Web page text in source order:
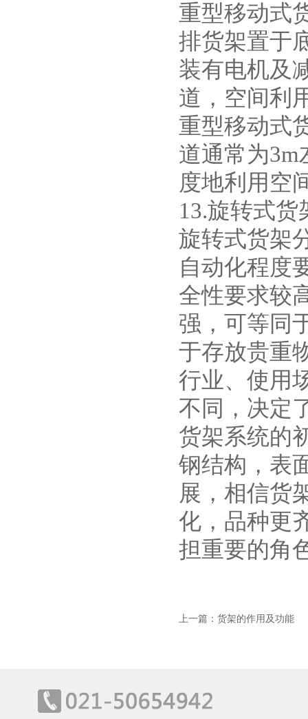
重型移动式
排货架置于
装有电机及
道，空间利
重型移动式
道通常为
度地利用空
13.旋转式货
旋转式货架
自动化程度
全性要求较
强，可等同
于存放贵重
行业、使用
不同，决定
货架系统的
钢结构，表
展，相信货
化，品种更
担重要的角
上一篇：货架的作用及功能